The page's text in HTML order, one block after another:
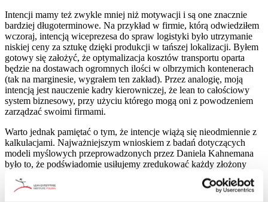
Intencji mamy też zwykle mniej niż motywacji i są one znacznie
bardziej długoterminowe. Na przykład w firmie, którą odwiedziłem
wczoraj, intencją wiceprezesa do spraw logistyki było utrzymanie
niskiej ceny za sztukę dzięki produkcji w tańszej lokalizacji. Byłem
gotowy się założyć, że optymalizacja kosztów transportu oparta
będzie na dostawach ogromnych ilości w olbrzymich kontenerach
(tak na marginesie, wygrałem ten zakład). Przez analogię, moją
intencją jest nauczenie kadry kierowniczej, że lean to całościowy
system biznesowy, przy użyciu którego mogą oni z powodzeniem
zarządzać swoimi firmami.
Warto jednak pamiętać o tym, że intencje wiążą się nieodmiennie z
kalkulacjami. Najważniejszym wnioskiem z badań dotyczących
modeli myślowych przeprowadzonych przez Daniela Kahnemana
było to, że podświadomie usiłujemy zredukować każdy złożony
rozwiązać. Na hali produkcyjnej zdałem sobie sprawę z tego, że
udało nam się dojść do przyczyny źródłowej, kiedy zrozumieliśmy